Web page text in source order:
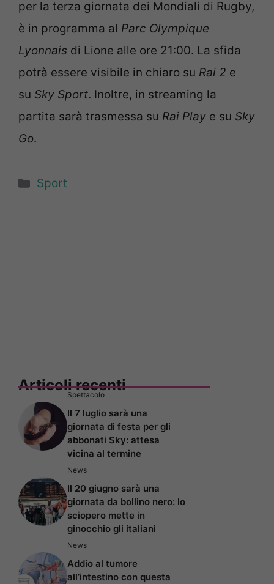
per la terza giornata dei Mondiali di Rugby,
è in programma al Parc Olympique
Lyonnais di Lione alle ore 21:00. La sfida
potrà essere visibile in chiaro su Rai 2 e
su Sky Sport. Inoltre, in streaming la
partita sarà trasmessa su Rai Play e su Sky
Go.
Categorie
Sport
Articoli recenti
Spettacolo
Il 7 luglio sarà una
giornata di festa per gli
abbonati Sky: attesa
vicina al termine
News
Il 20 giugno sarà una
giornata da bollino nero: lo
sciopero mette in
ginocchio gli italiani
News
Addio al tumore
all’intestino con questa